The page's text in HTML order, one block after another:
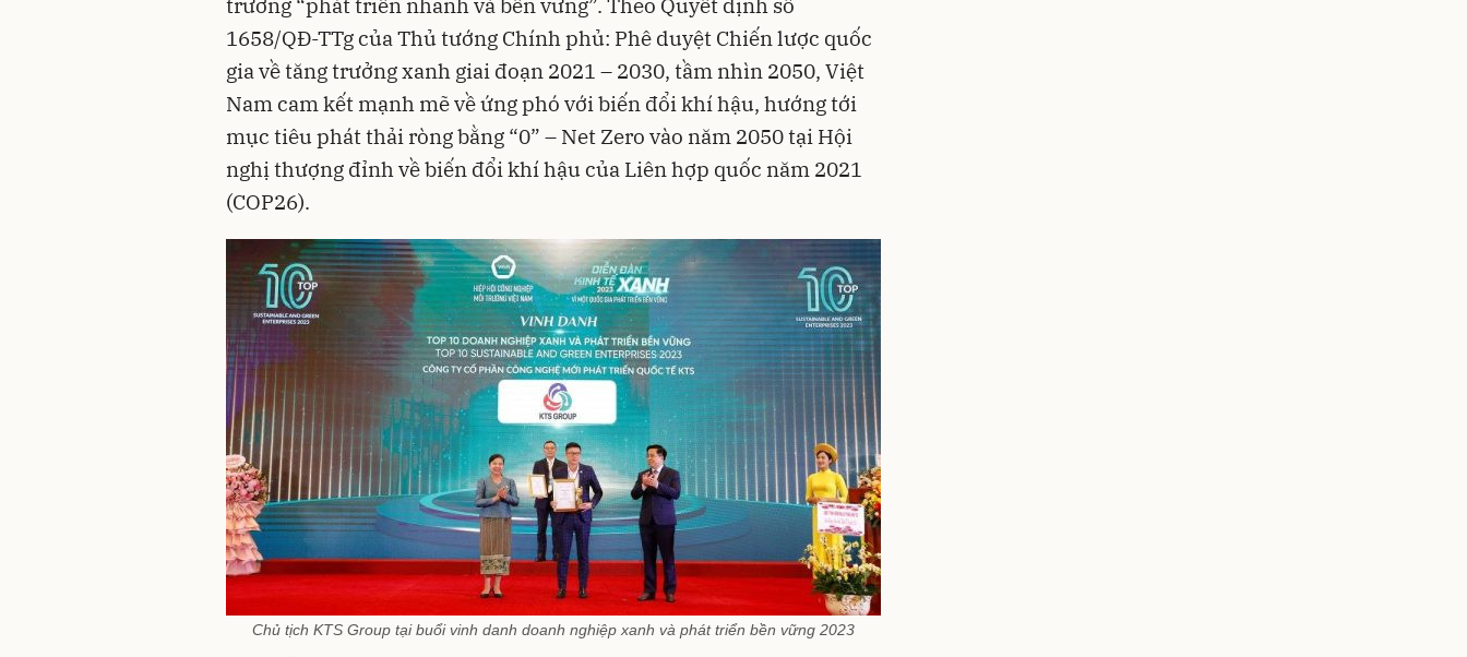
1658/QĐ-TTg của Thủ tướng Chính phủ: Phê duyệt Chiến lược quốc
gia về tăng trưởng xanh giai đoạn 2021 – 2030, tầm nhìn 2050, Việt
Nam cam kết mạnh mẽ về ứng phó với biến đổi khí hậu, hướng tới
mục tiêu phát thải ròng bằng “0” – Net Zero vào năm 2050 tại Hội
nghị thượng đỉnh về biến đổi khí hậu của Liên hợp quốc năm 2021
(COP26).
Chủ tịch KTS Group tại buổi vinh danh doanh nghiệp xanh và phát triển bền vững 2023